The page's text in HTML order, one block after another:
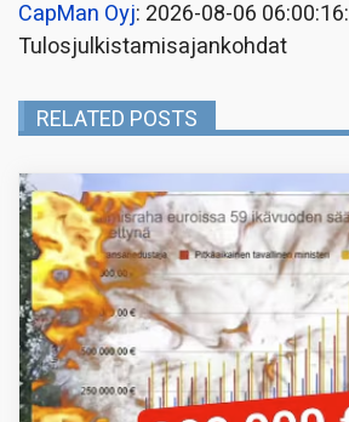
CapMan Oyj: 2026-08-06 06:00:16:
Tulosjulkistamisajankohdat
RELATED POSTS